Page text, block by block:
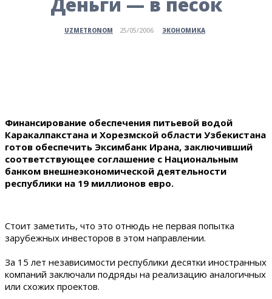
UZMETRONOM 25/05/2006 ЭКОНОМИКА
Финансирование обеспечения питьевой водой
Каракалпакстана и Хорезмской области Узбекистана
готов обеспечить Эксимбанк Ирана, заключивший
соответствующее соглашение с Национальным
банком внешнеэкономической деятельности
республики на 19 миллионов евро.
Стоит заметить, что это отнюдь не первая попытка
зарубежных инвесторов в этом направлении.
За 15 лет независимости республики десятки иностранных
компаний заключали подряды на реализацию аналогичных
или схожих проектов.